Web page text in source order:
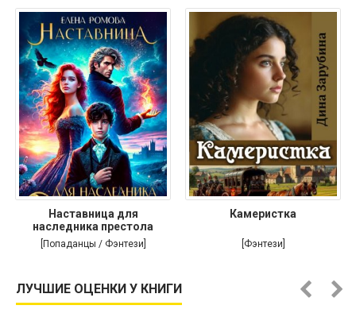
Наставница для
наследника престола
[Попаданцы / Фэнтези]
Камеристка
[Фэнтези]
ЛУЧШИЕ ОЦЕНКИ У КНИГИ